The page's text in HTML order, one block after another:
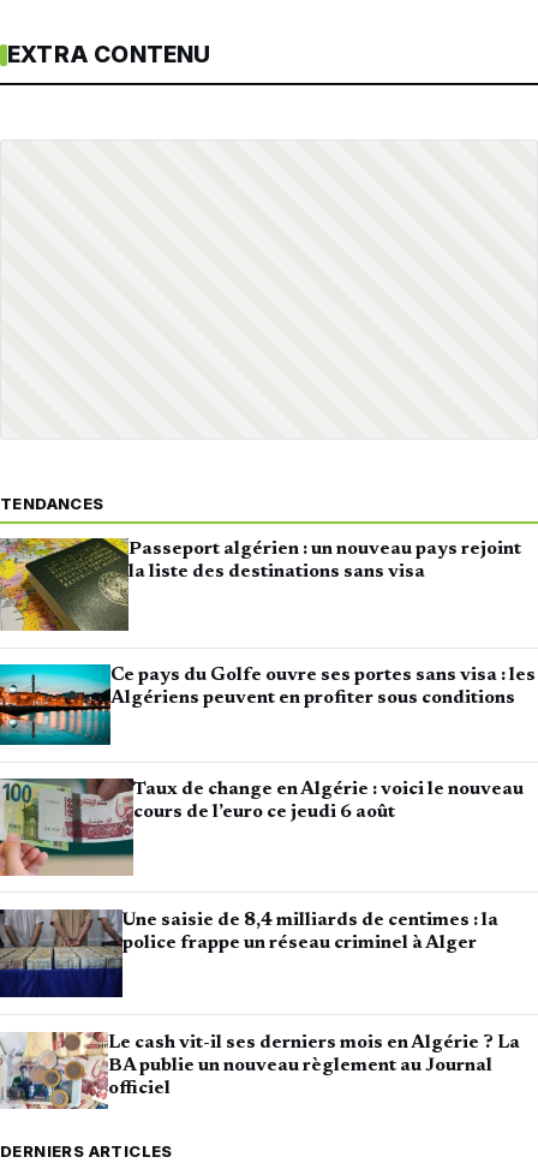
EXTRA CONTENU
TENDANCES
Passeport algérien : un nouveau pays rejoint
la liste des destinations sans visa
Ce pays du Golfe ouvre ses portes sans visa : les
Algériens peuvent en profiter sous conditions
Taux de change en Algérie : voici le nouveau
cours de l’euro ce jeudi 6 août
Une saisie de 8,4 milliards de centimes : la
police frappe un réseau criminel à Alger
Le cash vit-il ses derniers mois en Algérie ? La
BA publie un nouveau règlement au Journal
officiel
DERNIERS ARTICLES